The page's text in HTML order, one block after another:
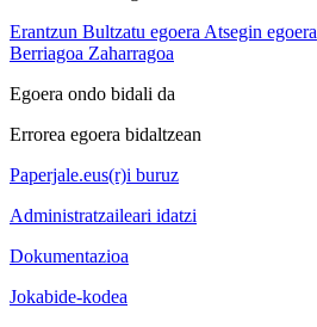
Erantzun Bultzatu egoera Atsegin egoera
Berriagoa Zaharragoa
Egoera ondo bidali da
Errorea egoera bidaltzean
Paperjale.eus(r)i buruz
Administratzaileari idatzi
Dokumentazioa
Jokabide-kodea